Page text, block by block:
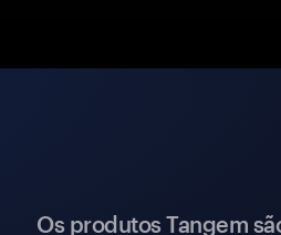
Os produtos Tangem